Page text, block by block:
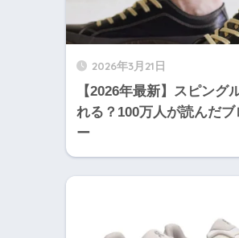
2026年3月21日
【2026年最新】スピング
れる？100万人が読んだ
ー